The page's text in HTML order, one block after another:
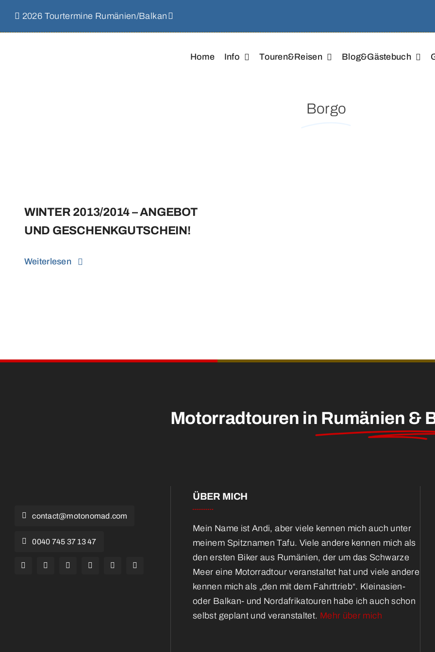
2026 Tourtermine Rumänien/Balkan
Home Info Touren&Reisen Blog&Gästebuch
Borgo
WINTER 2013/2014 – ANGEBOT
UND GESCHENKGUTSCHEIN!
Weiterlesen
Motorradtouren in Rumänien &
contact@motonomad.com
0040 745 37 13 47
ÜBER MICH
Mein Name ist Andi, aber viele kennen mich auch unter
meinem Spitznamen Tafu. Viele andere kennen mich als
den ersten Biker aus Rumänien, der um das Schwarze
Meer eine Motorradtour veranstaltet hat und viele andere
kennen mich als „den mit dem Fahrttrieb“. Kleinasien-
oder Balkan- und Nordafrikatouren habe ich auch schon
selbst geplant und veranstaltet. Mehr über mich